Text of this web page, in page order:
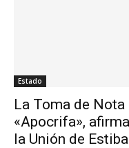
Estado
La Toma de Nota
«Apocrifa»,
la Unión de